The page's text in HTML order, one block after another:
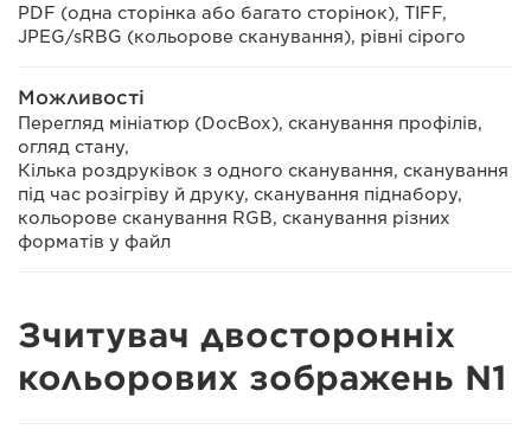
PDF (одна сторінка або багато сторінок), TIFF,
JPEG/sRBG (кольорове сканування), рівні сірого
Можливості
Перегляд мініатюр (DocBox), сканування профілів,
огляд стану,
Кілька роздруківок з одного сканування, сканування
під час розігріву й друку, сканування піднабору,
кольорове сканування RGB, сканування різних
форматів у файл
Зчитувач двосторонніх
кольорових зображень N1